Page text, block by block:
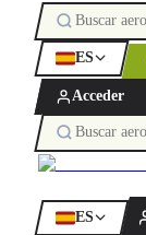
ES
Acceder
ES